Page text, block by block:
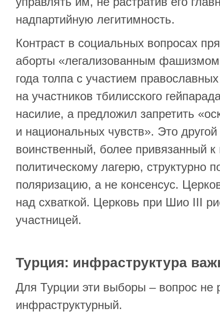
надпартийную легитимность.
Контраст в социальных вопросах
аборты «легализованным
года толпа с участием
на участников тбилисского
насилие, а предложил запретить
и национальных чувств». Это
воинственный, более привязанный к
политическому лагерю, структурно
поляризацию, а не консенсус.
над схваткой. Церковь при Шио III
участницей.
Турция: инфраструктура
Для Турции эти выборы – вопрос не
инфраструктурный.